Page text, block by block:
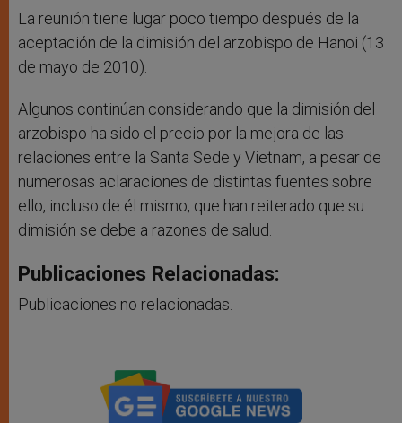
La reunión tiene lugar poco tiempo después de la
aceptación de la dimisión del arzobispo de Hanoi (13
de mayo de 2010).
Algunos continúan considerando que la dimisión del
arzobispo ha sido el precio por la mejora de las
relaciones entre la Santa Sede y Vietnam, a pesar de
numerosas aclaraciones de distintas fuentes sobre
ello, incluso de él mismo, que han reiterado que su
dimisión se debe a razones de salud.
Publicaciones Relacionadas:
Publicaciones no relacionadas.